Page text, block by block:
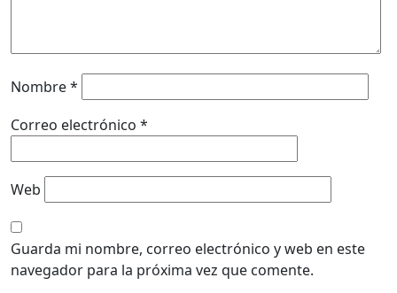
Nombre*
Correo electrónico *
Web
Guarda mi nombre, correo electrónico y web en este
navegador para la próxima vez que comente.